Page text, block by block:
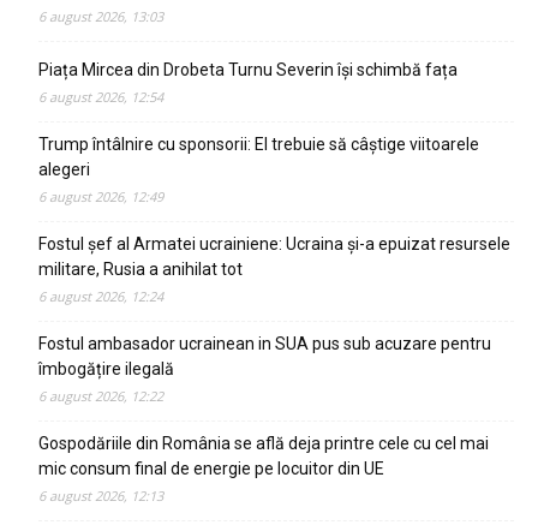
6 august 2026, 13:03
Piața Mircea din Drobeta Turnu Severin își schimbă fața
6 august 2026, 12:54
Trump întâlnire cu sponsorii: El trebuie să câștige viitoarele
alegeri
6 august 2026, 12:49
Fostul șef al Armatei ucrainiene: Ucraina și-a epuizat resursele
militare, Rusia a anihilat tot
6 august 2026, 12:24
Fostul ambasador ucrainean in SUA pus sub acuzare pentru
îmbogățire ilegală
6 august 2026, 12:22
Gospodăriile din România se află deja printre cele cu cel mai
mic consum final de energie pe locuitor din UE
6 august 2026, 12:13